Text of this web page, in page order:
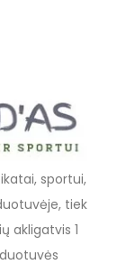
sportui,
tiek
akligatvis 1